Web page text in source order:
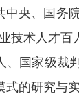
央、国务
技术人才
国家级裁
的研究与